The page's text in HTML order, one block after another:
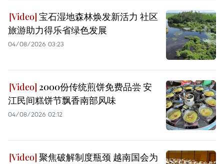
宝石湿地森林焕发新活力 社区
旅游助力得乐省绿色发展
04/08/2026 03:23
2000份传统煎饼免费品尝 安
江民间糕饼节飘香南部风味
04/08/2026 02:12
聚焦破解制度瓶颈 越南国会为